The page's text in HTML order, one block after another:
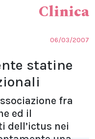
Clinica
06/03/2007
statine
fra
ed il
dell’ictus nei